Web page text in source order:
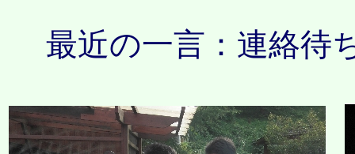
最近の一言：連絡待